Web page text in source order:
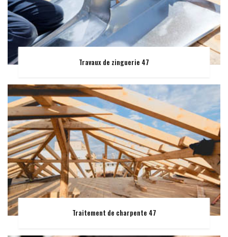
Travaux de zinguerie 47
Traitement de charpente 47